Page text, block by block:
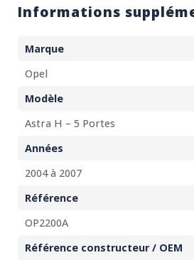
Informations
Marque
Opel
Modèle
Astra H – 5 Portes
Années
2004 à 2007
Référence
OP2200A
Référence constructeur / OEM